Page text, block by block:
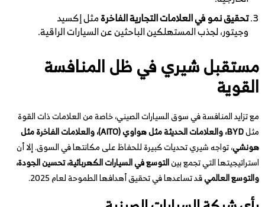
تحقيق نمو في العلامات التجارية الفاخرةمثل إكسيد
وجيتور، لجذب المستهلكين الباحثين عن السيارات الراقية.
مستقبل شيري في ظل المنافسة
القوية
مع تزايد المنافسة في سوق السيارات الصيني، خاصة من العلامات ذات القوة
مثل
BYD، والعلامات الحديثة مثل هواوي (AITO)، والعلامات الفاخرة مثل
هونشي، تواجه شيري تحديات كبيرة للحفاظ على مكانتها في السوق. إلا أن
استراتيجيتها التي تجمع بينالتوسع في السيارات الكهربائية، تحسين الجودة،
والتوسع العالميقد تساعدها في تحقيق أهدافها الطموحة لعام 2025.